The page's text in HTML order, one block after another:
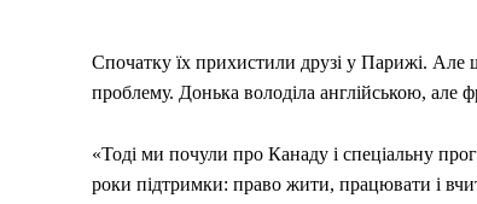
Спочатку їх прихистили друзі у Парижі. Але
проблему. Донька володіла англійською, але
«Тоді ми почули про Канаду і спеціальну
роки підтримки: право жити, працювати і